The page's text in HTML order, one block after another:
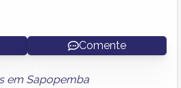
Comente
em Sapopemba